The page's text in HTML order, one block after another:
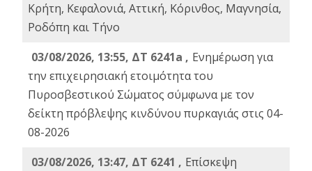
Κρήτη, Κεφαλονιά, Αττική, Κόρινθος, Μαγνησία,
Ροδόπη και Τήνο
03/08/2026, 13:55, ΔΤ 6241a , Ενημέρωση για
την επιχειρησιακή ετοιμότητα του
Πυροσβεστικού Σώματος σύμφωνα με τον
δείκτη πρόβλεψης κινδύνου πυρκαγιάς στις 04-
08-2026
03/08/2026, 13:47, ΔΤ 6241 , Επίσκεψη